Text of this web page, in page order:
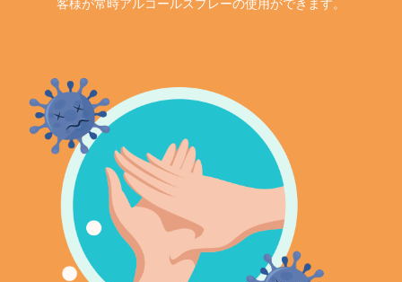
客様が常時アルコールスプレーの使用ができます。